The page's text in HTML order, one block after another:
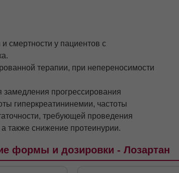
смертности у пациентов с
терапии, при непереносимости
прогрессирования
гиперкреатининемии, частоты
требующей проведения
также снижение протеинурии.
формы и дозировки - Лозартан